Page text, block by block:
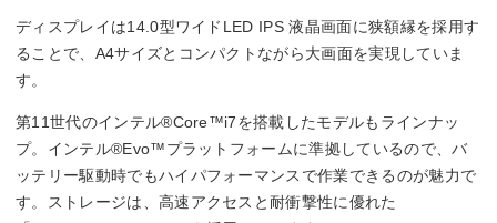
ディスプレイは14.0型ワイドLED IPS 液晶画面に狭額縁を採用す
ることで、A4サイズとコンパクトながら大画面を実現していま
す。
第11世代のインテル®Core™i7を搭載したモデルもラインナッ
プ。インテル®Evo™プラットフォームに準拠しているので、バ
ッテリー駆動時でもハイパフォーマンスで作業できるのが魅力で
す。ストレージは、高速アクセスと耐衝撃性に優れた